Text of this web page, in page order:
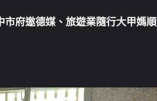
府邀德媒、旅遊業隨行大甲媽順